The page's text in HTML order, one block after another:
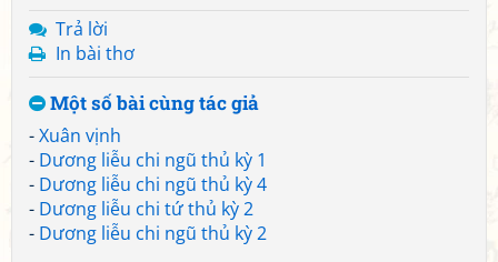
Trả lời
In bài thơ
Một số bài cùng tác giả
-Xuân vịnh
- Dương liễu chi ngũ thủ kỳ 1
- Dương liễu chi ngũ thủ kỳ 4
- Dương liễu chi tứ thủ kỳ 2
- Dương liễu chi ngũ thủ kỳ 2